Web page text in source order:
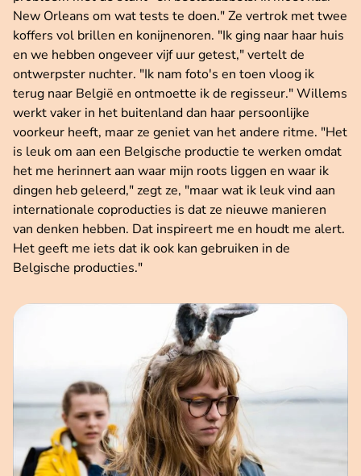
New Orleans om wat tests te doen." Ze vertrok met twee
koffers vol brillen en konijnenoren. "Ik ging naar haar huis
en we hebben ongeveer vijf uur getest," vertelt de
ontwerpster nuchter. "Ik nam foto's en toen vloog ik
terug naar België en ontmoette ik de regisseur." Willems
werkt vaker in het buitenland dan haar persoonlijke
voorkeur heeft, maar ze geniet van het andere ritme. "Het
is leuk om aan een Belgische productie te werken omdat
het me herinnert aan waar mijn roots liggen en waar ik
dingen heb geleerd," zegt ze, "maar wat ik leuk vind aan
internationale coproducties is dat ze nieuwe manieren
van denken hebben. Dat inspireert me en houdt me alert.
Het geeft me iets dat ik ook kan gebruiken in de
Belgische producties."